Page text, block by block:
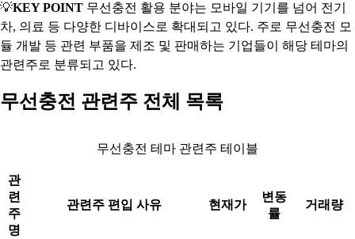
💡KEY POINT 무선충전 활용 분야는 모바일 기기를 넘어 전기
차, 의료 등 다양한 디바이스로 확대되고 있다. 주로 무선충전 모
듈 개발 등 관련 부품을 제조 및 판매하는 기업들이 해당 테마의
관련주로 분류되고 있다.
무선충전 관련주 전체 목록
무선충전 테마 관련주 테이블
관
련
주
명
관련주 편입 사유 현재가
변동
률
거래량